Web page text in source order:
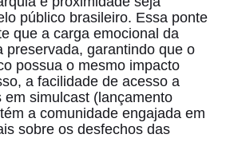
público brasileiro. Essa ponte
que a carga emocional da
preservada, garantindo que o
possua o mesmo impacto
a facilidade de acesso a
em simulcast (lançamento
a comunidade engajada em
sobre os desfechos das